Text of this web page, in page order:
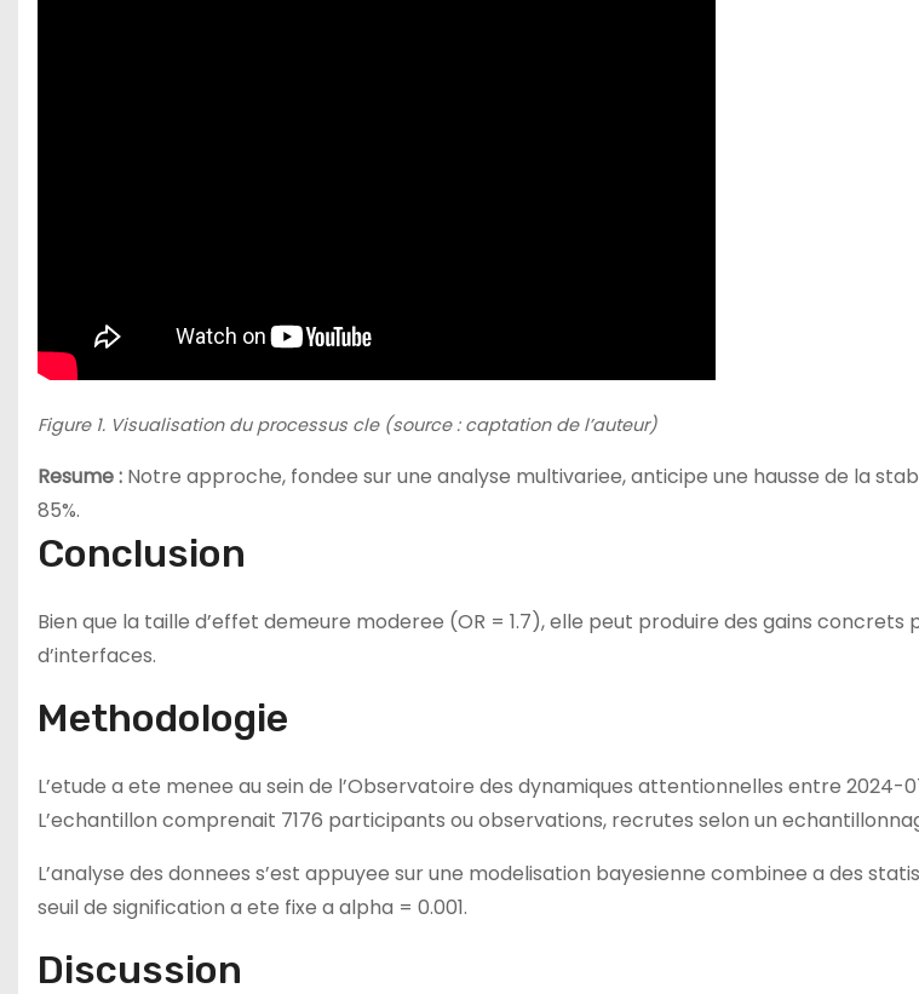
Figure 1. Visualisation du processus cle (source : captation de l’auteur)
Resume : Notre approche, fondee sur une analyse multivariee, anticipe une hausse de la
85%.
Conclusion
Bien que la taille d’effet demeure moderee (OR = 1.7), elle peut produire des gains concrets
d’interfaces.
Methodologie
L’etude a ete menee au sein de l’Observatoire des dynamiques attentionnelles entre
L’echantillon comprenait 7176 participants ou observations, recrutes selon un
L’analyse des donnees s’est appuyee sur une modelisation bayesienne combinee a des
seuil de signification a ete fixe a alpha = 0.001.
Discussion